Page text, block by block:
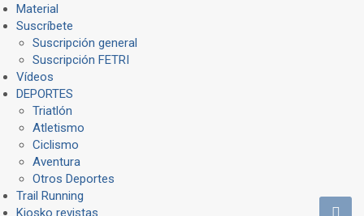
Material
Suscríbete
Suscripción general
Suscripción FETRI
Vídeos
DEPORTES
Triatlón
Atletismo
Ciclismo
Aventura
Otros Deportes
Trail Running
Kiosko revistas